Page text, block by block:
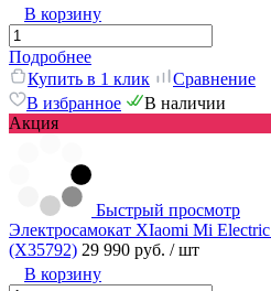
В корзину
Подробнее
Купить в 1 клик
Сравнение
В избранное
В наличии
Акция
Быстрый просмотр
Электросамокат XIaomi Mi
(X35792) 29 990 руб. / шт
В корзину